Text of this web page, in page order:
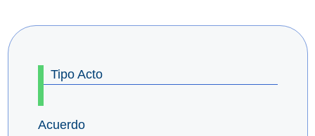
Tipo Acto
Acuerdo